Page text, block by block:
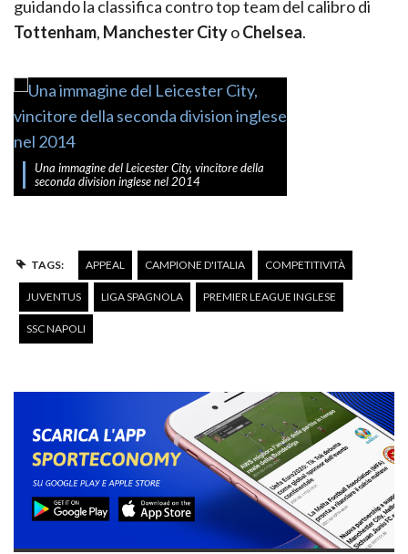
guidando la classifica contro top team del calibro di
Tottenham, Manchester CityoChelsea.
Una immagine del Leicester City, vincitore della
seconda division inglese nel 2014
TAGS: APPEAL CAMPIONE D'ITALIA COMPETITIVITÀ
JUVENTUS LIGA SPAGNOLA PREMIER LEAGUE INGLESE
SSC NAPOLI